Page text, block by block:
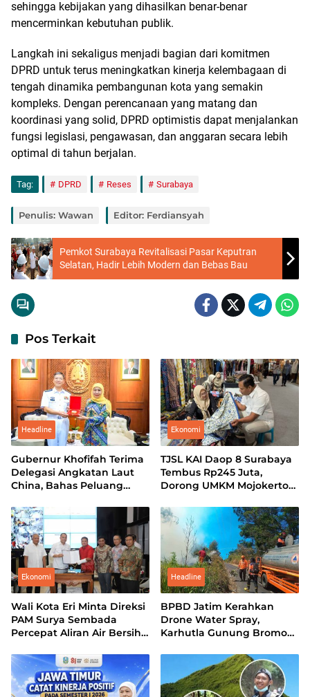
sehingga kebijakan yang dihasilkan benar-benar
mencerminkan kebutuhan publik.
Langkah ini sekaligus menjadi bagian dari komitmen
DPRD untuk terus meningkatkan kinerja kelembagaan di
tengah dinamika pembangunan kota yang semakin
kompleks. Dengan perencanaan yang matang dan
koordinasi yang solid, DPRD optimistis dapat menjalankan
fungsi legislasi, pengawasan, dan anggaran secara lebih
optimal di tahun berjalan.
Tag: DPRD Reses Surabaya
Penulis: Wawan Editor: Ferdiansyah
Pemkot Surabaya Revitalisasi Pasar Keputran
Selatan, Hadir Lebih Modern dan Bebas Bau
Pos Terkait
Headline
Gubernur Khofifah Terima
Delegasi Angkatan Laut
China, Bahas Peluang
Perkapalan
Ekonomi
TJSL KAI Daop 8 Surabaya
Tembus Rp245 Juta,
Dorong UMKM Mojokerto
Fashion Week 2026
Ekonomi
Wali Kota Eri Minta Direksi
PAM Surya Sembada
Percepat Aliran Air Bersih
Headline
BPBD Jatim Kerahkan
Drone Water Spray,
Karhutla Gunung Bromo